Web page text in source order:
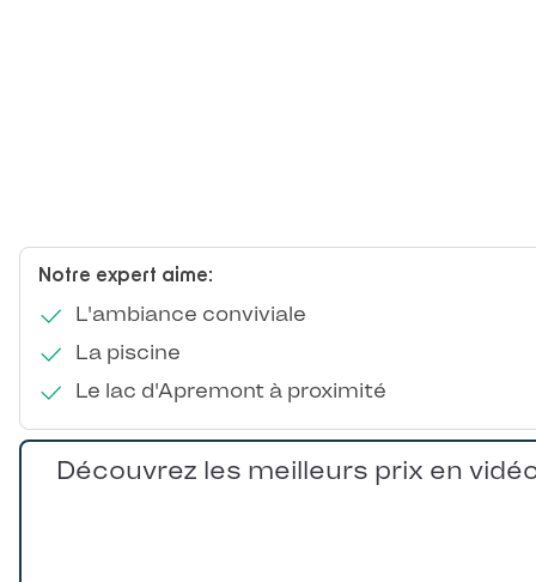
Notre expert aime:
L'ambiance conviviale
La piscine
Le lac d'Apremont à proximité
Découvrez les meilleurs prix en